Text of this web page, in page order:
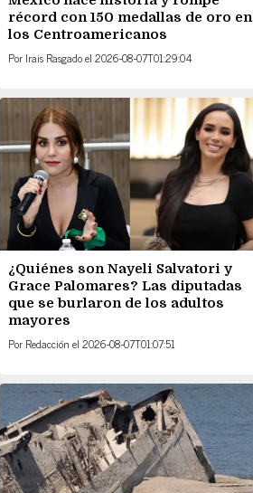
récord con 150 medallas de oro en
los Centroamericanos
Por Irais Rasgadoel 2026-08-07T01:29:04
¿Quiénes son Nayeli Salvatori y
Grace Palomares? Las diputadas
que se burlaron de los adultos
mayores
Por Redacción el 2026-08-07T01:07:51